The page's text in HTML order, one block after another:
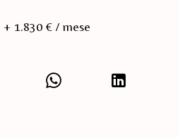
+ 1.830 € / mese